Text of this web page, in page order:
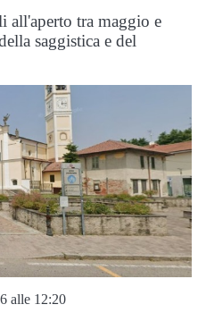
all'aperto tra maggio e
saggistica e del
alle 12:20